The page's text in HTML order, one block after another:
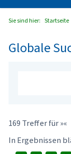
Sie sind hier: Startseite
Globale
169 Treffer für »«
In Ergebnissen